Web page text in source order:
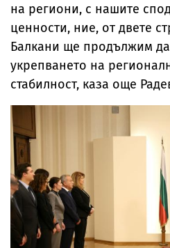
на региони, с нашите
ценности, ние, от двете
Балкани ще продължим
укрепването на
стабилност, каза още